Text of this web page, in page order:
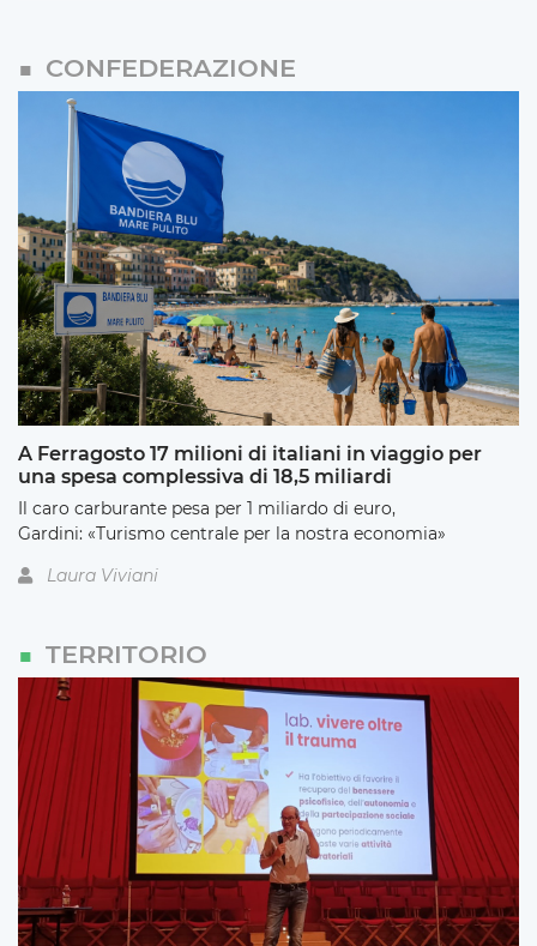
CONFEDERAZIONE
A Ferragosto 17 milioni di italiani in viaggio per
una spesa complessiva di 18,5 miliardi
Il caro carburante pesa per 1 miliardo di euro,
Gardini: «Turismo centrale per la nostra economia»
Laura Viviani
TERRITORIO